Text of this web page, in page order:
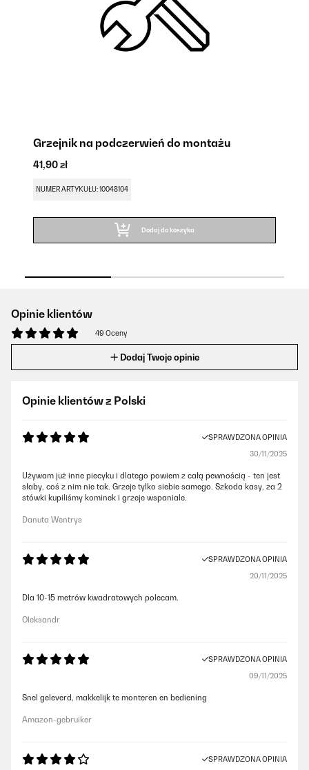
Grzejnik na podczerwień do montażu
41,90 zł
NUMER ARTYKUŁU: 10048104
Dodaj do koszyka
Opinie klientów
49 Oceny
Dodaj Twoje opinie
Opinie klientów z Polski
SPRAWDZONA OPINIA
30/11/2025
Używam już inne piecyku i dlatego powiem z całą pewnością - ten jest
słaby, coś z nim nie tak. Grzeje tylko siebie samego. Szkoda kasy, za 2
stówki kupiliśmy kominek i grzeje wspaniale.
Danuta Wentrys
SPRAWDZONA OPINIA
20/11/2025
Dla 10-15 metrów kwadratowych polecam.
Oleksandr
SPRAWDZONA OPINIA
09/11/2025
Snel geleverd, makkelijk te monteren en bediening
Amazon-gebruiker
SPRAWDZONA OPINIA